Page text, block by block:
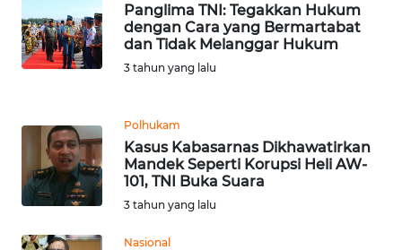
Panglima TNI: Tegakkan Hukum
dengan Cara yang Bermartabat
dan Tidak Melanggar Hukum
3 tahun yang lalu
Polhukam
Kasus Kabasarnas Dikhawatirkan
Mandek Seperti Korupsi Heli AW-
101, TNI Buka Suara
3 tahun yang lalu
Nasional
WN
BANTEN
NTT
WN
KEPRI
WN